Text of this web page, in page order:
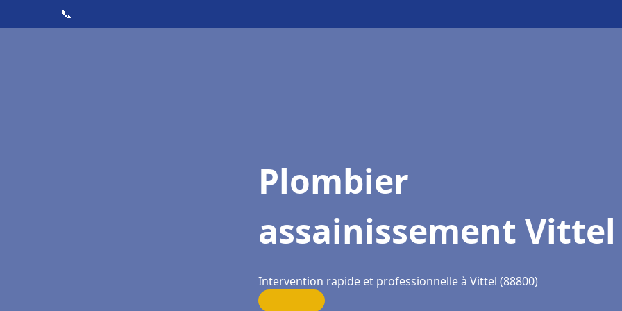
📞
Plombier
assainissement Vittel
Intervention rapide et professionnelle à Vittel (88800)